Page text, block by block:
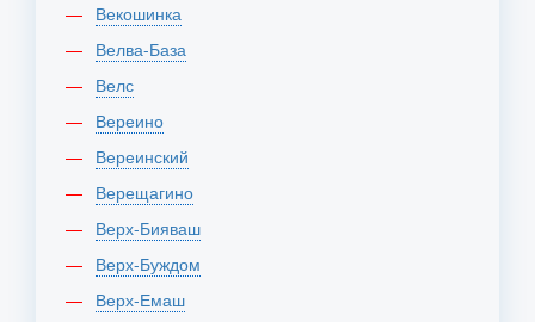
Векошинка
Велва-База
Велс
Вереино
Вереинский
Верещагино
Верх-Бияваш
Верх-Буждом
Верх-Емаш